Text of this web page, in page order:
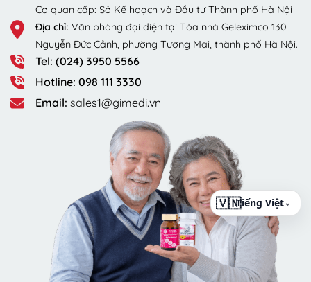
Cơ quan cấp: Sở Kế hoạch và Đầu tư Thành phố Hà Nội
Địa chỉ: Văn phòng đại diện tại Tòa nhà Geleximco 130
Nguyễn Đức Cảnh, phường Tương Mai, thành phố Hà Nội.
Tel: (024) 3950 5566
Hotline: 098 111 3330
Email: sales1@gimedi.vn
⌄